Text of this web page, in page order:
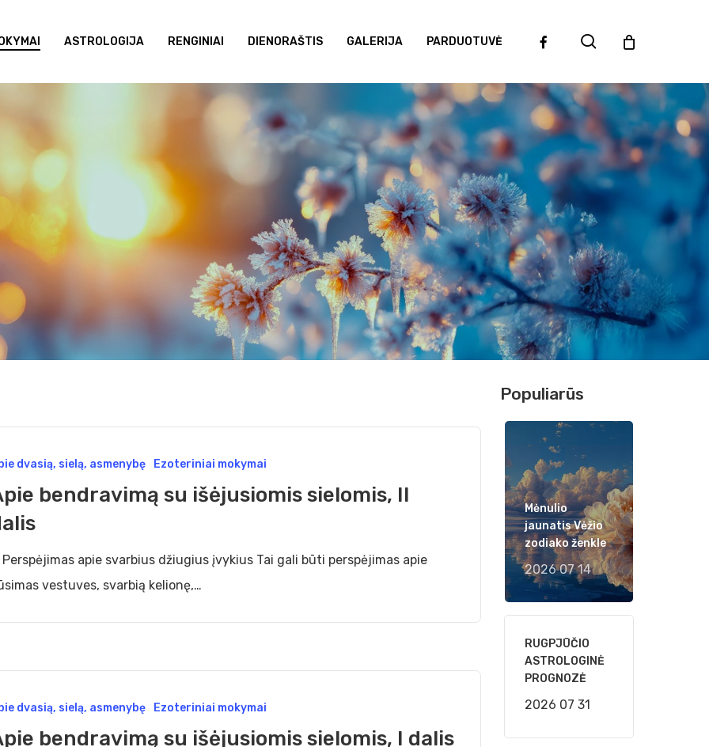
ASTROLOGIJA RENGINIAI DIENORAŠTIS GALERIJA PARDUOTUVĖ facebook search
dvasią, sielą, asmenybę Ezoteriniai mokymai
bendravimą su išėjusiomis sielomis, II
Perspėjimas apie svarbius džiugius įvykius Tai gali būti perspėjimas apie
vestuves, svarbią kelionę,…
dvasią, sielą, asmenybę Ezoteriniai mokymai
bendravimą su išėjusiomis sielomis, I dalis
Populiarūs
Mėnulio
jaunatis Vėžio
zodiako ženkle
2026 07 14
RUGPJŪČIO
ASTROLOGINĖ
PROGNOZĖ
2026 07 31